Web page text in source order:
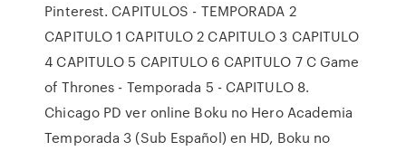
Pinterest. CAPITULOS - TEMPORADA 2
CAPITULO 1 CAPITULO 2 CAPITULO 3 CAPITULO
4 CAPITULO 5 CAPITULO 6 CAPITULO 7 C Game
of Thrones - Temporada 5 - CAPITULO 8.
Chicago PD ver online Boku no Hero Academia
Temporada 3 (Sub Español) en HD, Boku no